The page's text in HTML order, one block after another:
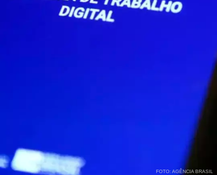
FOTO: AGÊNCIA BRASIL